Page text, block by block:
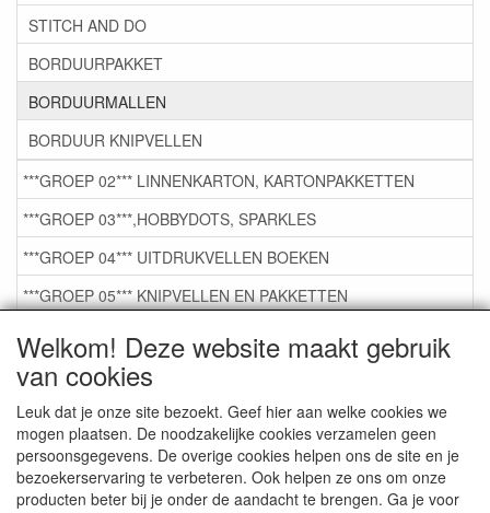
Welkom! Deze website maakt gebruik
van cookies
Leuk dat je onze site bezoekt. Geef hier aan welke cookies we
mogen plaatsen. De noodzakelijke cookies verzamelen geen
persoonsgegevens. De overige cookies helpen ons de site en je
bezoekerservaring te verbeteren. Ook helpen ze ons om onze
producten beter bij je onder de aandacht te brengen. Ga je voor
STITCH AND DO
BORDUURPAKKET
BORDUURMALLEN
BORDUUR KNIPVELLEN
***GROEP 02*** LINNENKARTON, KARTONPAKKETTEN
***GROEP 03***,HOBBYDOTS, SPARKLES
***GROEP 04*** UITDRUKVELLEN BOEKEN
***GROEP 05*** KNIPVELLEN EN PAKKETTEN
***GROEP 06*** TAPE/LIJM SNIJMALLEN STEMPELS
***GROEP 07*** KAARTEN +SCRAP TOEBEHOREN
***GROEP 08*** TEKENEN EN KLEUREN, GELPEN,MARKER
***GROEP 09*** KRALEN EN TOEBEHOREN
***GROEP 10*** WENSKAARTEN MET ENV. €0,75